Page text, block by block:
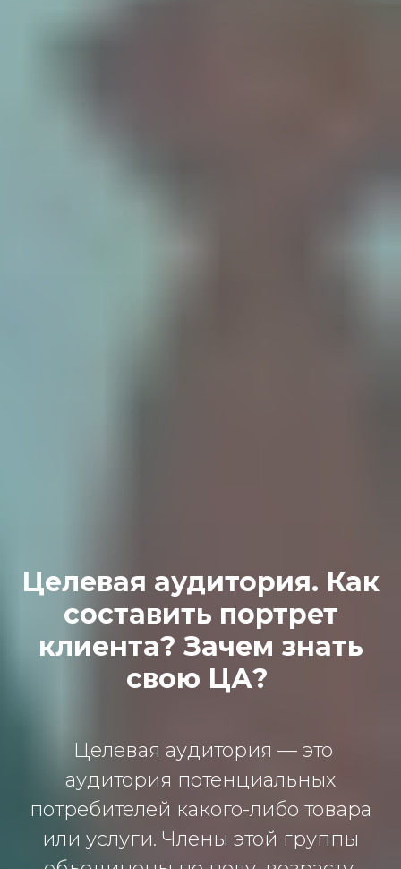
Целевая аудитория. Как
составить портрет
клиента? Зачем знать
свою ЦА?
Целевая аудитория — это
аудитория потенциальных
потребителей какого-либо товара
или услуги. Члены этой группы